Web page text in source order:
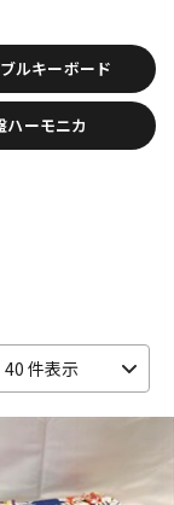
ィンテージ
ルキーボード
ハーモニカ
40 件表示